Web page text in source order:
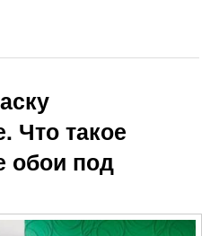
Что такое
обои под